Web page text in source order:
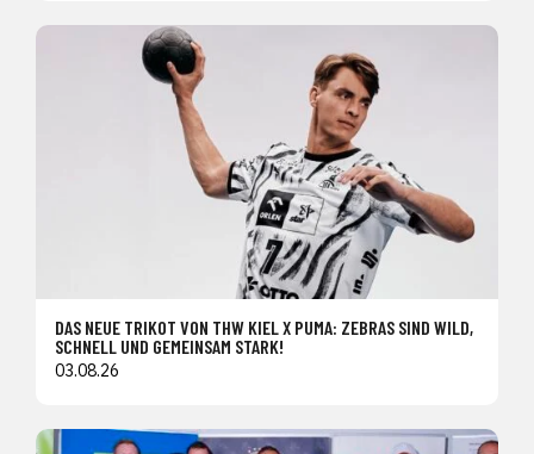
DAS NEUE TRIKOT VON THW KIEL X PUMA: ZEBRAS SIND WILD,
SCHNELL UND GEMEINSAM STARK!
03.08.26